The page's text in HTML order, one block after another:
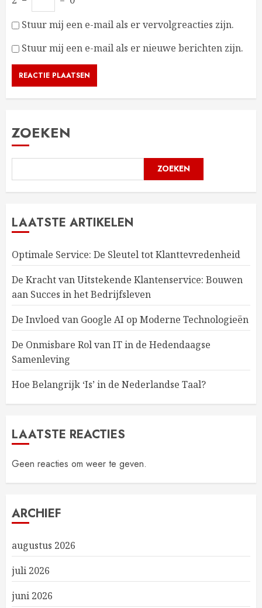
Stuur mij een e-mail als er vervolgreacties zijn.
Stuur mij een e-mail als er nieuwe berichten zijn.
ZOEKEN
ZOEKEN
LAATSTE ARTIKELEN
Optimale Service: De Sleutel tot Klanttevredenheid
De Kracht van Uitstekende Klantenservice: Bouwen
aan Succes in het Bedrijfsleven
De Invloed van Google AI op Moderne Technologieën
De Onmisbare Rol van IT in de Hedendaagse
Samenleving
Hoe Belangrijk ‘Is’ in de Nederlandse Taal?
LAATSTE REACTIES
Geen reacties om weer te geven.
ARCHIEF
augustus 2026
juli 2026
juni 2026